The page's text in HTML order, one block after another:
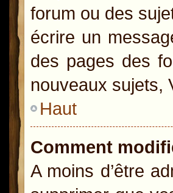
forum ou des
écrire un
des pages des
nouveaux sujets,
Haut
Comment
A moins d’être